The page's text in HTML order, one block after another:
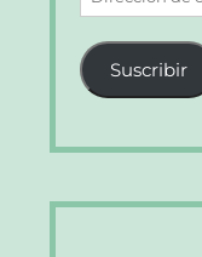
de
correo
electrónico
Suscribir